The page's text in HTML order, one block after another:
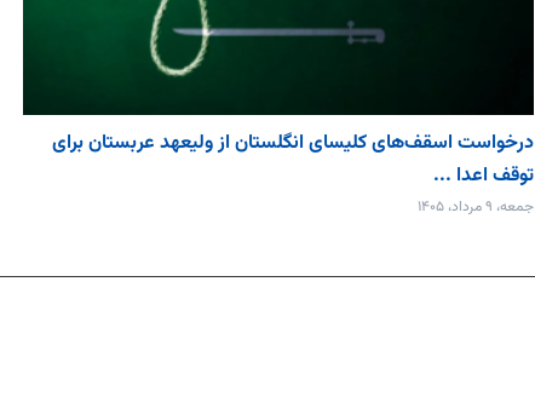
درخواست اسقف‌های کلیسای انگلستان از ولیعهد عربستان برای
توقف اعدا ...
جمعه، ۹ مرداد، ۱۴۰۵